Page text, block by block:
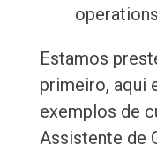
operations
Estamos
primeiro, aqui
exemplos de
Assistente de